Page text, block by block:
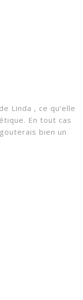
Linda , ce qu’elle
En tout cas
bien un